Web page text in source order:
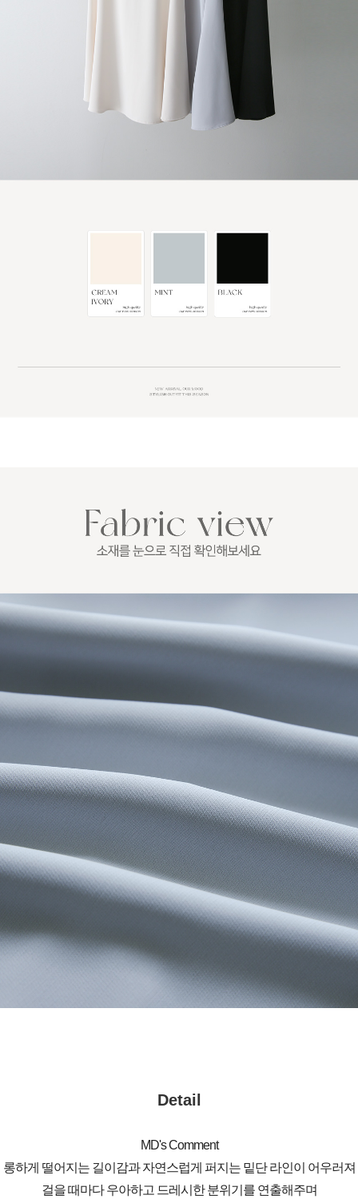
Detail
MD's Comment
롱하게 떨어지는 길이감과 자연스럽게 퍼지는 밑단 라인이 어우러져
걸을 때마다 우아하고 드레시한 분위기를 연출해주며